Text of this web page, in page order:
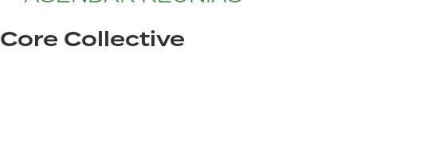
Core Collective